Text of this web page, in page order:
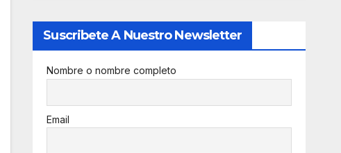
Suscribete A Nuestro Newsletter
Nombre o nombre completo
Email